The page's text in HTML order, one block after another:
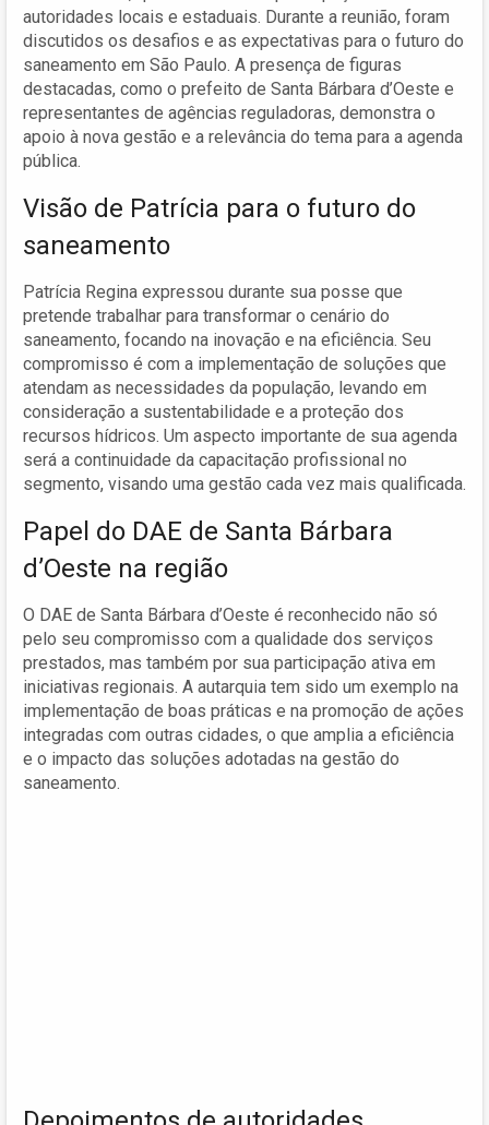
autoridades locais e estaduais. Durante a reunião, foram
discutidos os desafios e as expectativas para o futuro do
saneamento em São Paulo. A presença de figuras
destacadas, como o prefeito de Santa Bárbara d’Oeste e
representantes de agências reguladoras, demonstra o
apoio à nova gestão e a relevância do tema para a agenda
pública.
Visão de Patrícia para o futuro do
saneamento
Patrícia Regina expressou durante sua posse que
pretende trabalhar para transformar o cenário do
saneamento, focando na inovação e na eficiência. Seu
compromisso é com a implementação de soluções que
atendam as necessidades da população, levando em
consideração a sustentabilidade e a proteção dos
recursos hídricos. Um aspecto importante de sua agenda
será a continuidade da capacitação profissional no
segmento, visando uma gestão cada vez mais qualificada.
Papel do DAE de Santa Bárbara
d’Oeste na região
O DAE de Santa Bárbara d’Oeste é reconhecido não só
pelo seu compromisso com a qualidade dos serviços
prestados, mas também por sua participação ativa em
iniciativas regionais. A autarquia tem sido um exemplo na
implementação de boas práticas e na promoção de ações
integradas com outras cidades, o que amplia a eficiência
e o impacto das soluções adotadas na gestão do
saneamento.